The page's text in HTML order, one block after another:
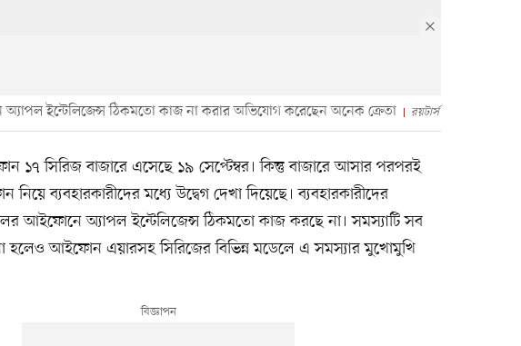
ইন্টেলিজেন্স ঠিকমতো কাজ না করার অভিযোগ করেছেন অনেক ক্রেতা রয়টার্স
সিরিজ বাজারে এসেছে ১৯ সেপ্টেম্বর। কিন্তু বাজারে আসার পরপরই
ব্যবহারকারীদের মধ্যে উদ্বেগ দেখা দিয়েছে। ব্যবহারকারীদের
আইফোনে অ্যাপল ইন্টেলিজেন্স ঠিকমতো কাজ করছে না। সমস্যাটি সব
না হলেও আইফোন এয়ারসহ সিরিজের বিভিন্ন মডেলে এ সমস্যার মুখোমুখি